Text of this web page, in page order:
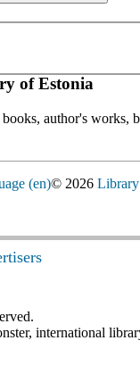
of Estonia
author's
(en)© 2026
international